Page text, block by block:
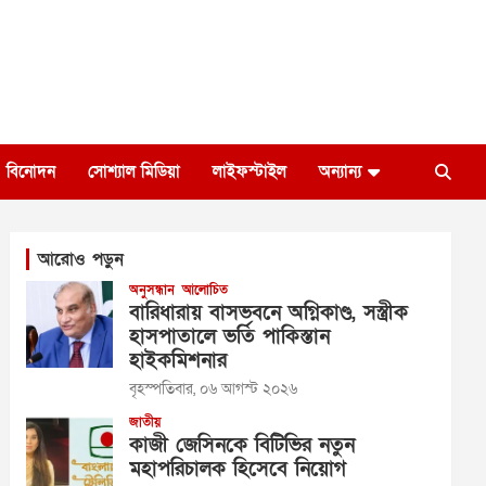
বিনোদন সোশ্যাল মিডিয়া লাইফস্টাইল অন্যান্য
আরোও পড়ুন
অনুসন্ধান আলোচিত
বারিধারায় বাসভবনে অগ্নিকাণ্ড, সস্ত্রীক
হাসপাতালে ভর্তি পাকিস্তান
হাইকমিশনার
বৃহস্পতিবার, ০৬ আগস্ট ২০২৬
জাতীয়
কাজী জেসিনকে বিটিভির নতুন
মহাপরিচালক হিসেবে নিয়োগ